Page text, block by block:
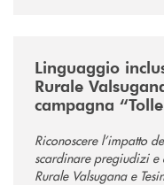
Linguaggio
Rurale
campagna
Riconoscere l’impatto
scardinare pregiudizi e
Rurale Valsugana e